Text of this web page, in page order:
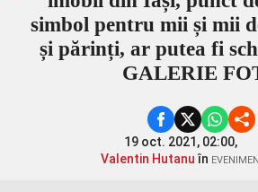
simbol pentru mii și mii
și părinți, ar putea fi
GALERIE
19 oct. 2021, 02:00,
Valentin Hutanuîn